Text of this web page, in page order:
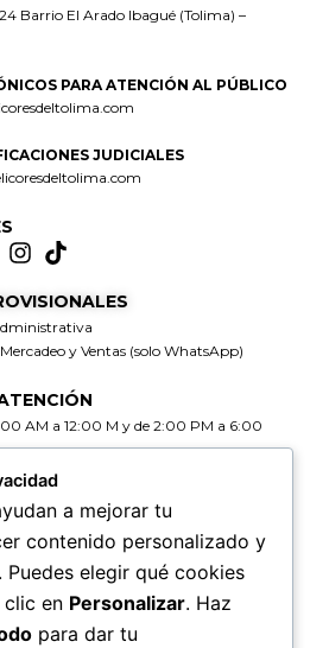
Barrio El Arado Ibagué (Tolima) –
PARA ATENCIÓN AL PÚBLICO
JUDICIALES
y Ventas (solo WhatsApp)
AM a 12:00 M y de 2:00 PM a 6:00
12:00 M y de 2:00 PM a 5:00 PM
DE
AM a 11:30 AM y de 2:00 PM a 5:00
a mejorar tu
contenido personalizado y
elegir qué cookies
en Personalizar. Haz
para dar tu